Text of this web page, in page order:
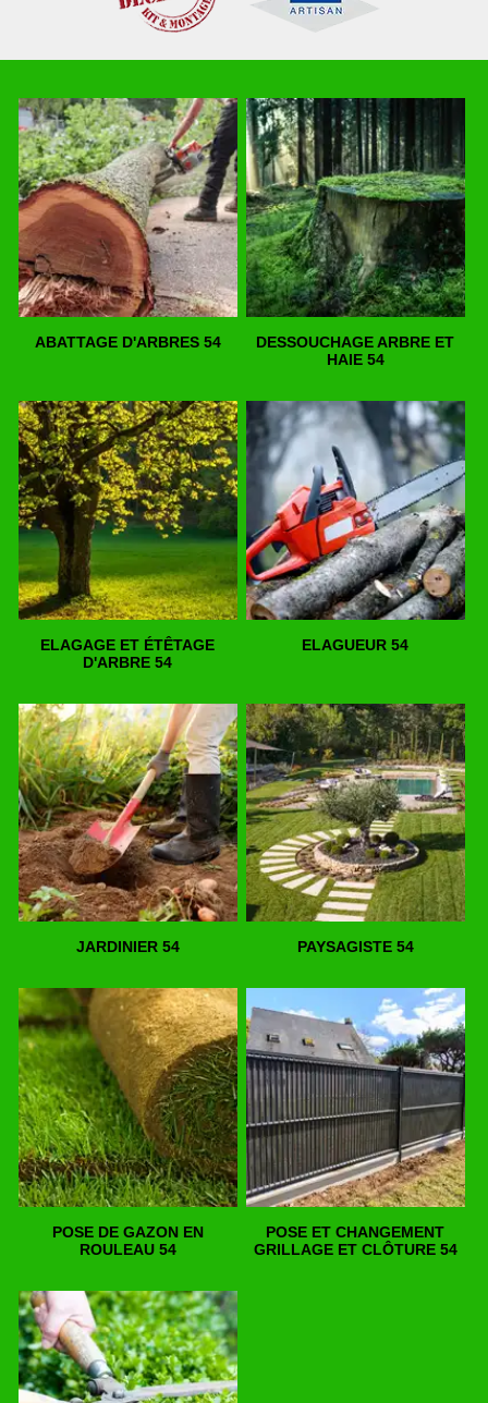
ABATTAGE D'ARBRES 54
DESSOUCHAGE ARBRE ET
HAIE 54
ELAGAGE ET ÉTÊTAGE
D'ARBRE 54
ELAGUEUR 54
JARDINIER 54 PAYSAGISTE 54
POSE DE GAZON EN
ROULEAU 54
POSE ET CHANGEMENT
GRILLAGE ET CLÔTURE 54